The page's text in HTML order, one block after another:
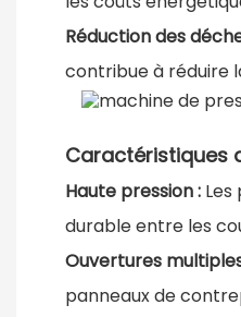
Réduction des
contribue à réduire
Caractéristiques
Haute pression :
durable entre les
Ouvertures
panneaux de